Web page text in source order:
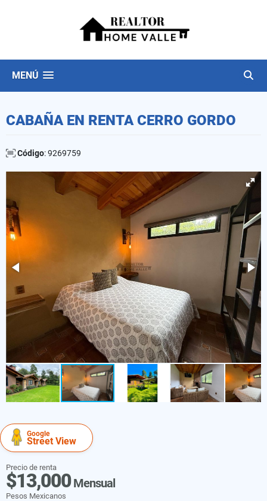
MENÚ
CABAÑA EN RENTA CERRO GORDO
Código: 9269759
Google
Street View
Precio de renta
$13,000Mensual
Pesos Mexicanos